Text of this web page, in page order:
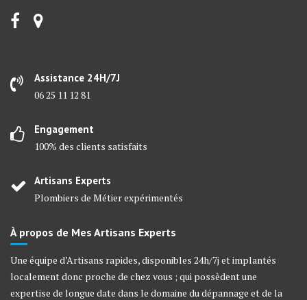
Assistance 24H/7J
06 25 11 12 81
Engagement
100% des clients satisfaits
Artisans Experts
Plombiers de Métier expérimentés
À propos de Mes Artisans Experts
Une équipe d’Artisans rapides, disponibles 24h/7j et implantés
localement donc proche de chez vous ; qui possèdent une
expertise de longue date dans le domaine du dépannage et de la